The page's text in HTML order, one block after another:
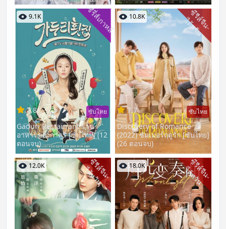
9.1K ซีรี่ส์เกาหลี
7.8 ซับไทย
Gaduri Restaurant ร้าน
อาหารของกาดูรี [ซับไทย] (12
ตอนจบ)
10.8K ซี
รี
ส์
จี
น
-
ไ
ต้
ห
วั
น
7.7 ซับไทย
Discovery of Romance
(2022) ซัมเมอร์ฤดูรัก [ซับไทย]
(26 ตอนจบ)
12.0K ซี
รี
ส์
จี
น
-
ไ
ต้
ห
วั
น 18.0K ซี
รี
ส์
จี
น
-
ไ
ต้
ห
วั
น